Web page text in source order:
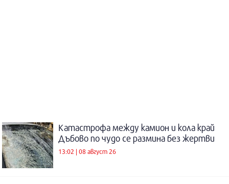
Катастрофа между камион и кола край
Дъбово по чудо се размина без жертви
13:02 | 08 август 26